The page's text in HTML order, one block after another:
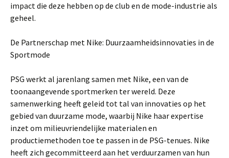
impact die deze hebben op de club en de mode-industrie als
geheel.
De Partnerschap met Nike: Duurzaamheidsinnovaties in de
Sportmode
PSG werkt al jarenlang samen met Nike, een van de
toonaangevende sportmerken ter wereld. Deze
samenwerking heeft geleid tot tal van innovaties op het
gebied van duurzame mode, waarbij Nike haar expertise
inzet om milieuvriendelijke materialen en
productiemethoden toe te passen in de PSG-tenues. Nike
heeft zich gecommitteerd aan het verduurzamen van hun